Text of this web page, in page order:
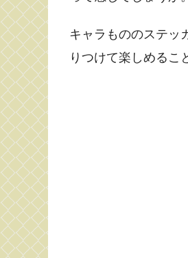
キャラもののステッ
りつけて楽しめるこ